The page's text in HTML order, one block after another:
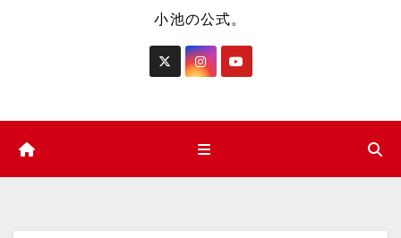
小池の公式。